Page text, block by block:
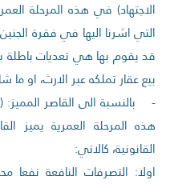
الاجتهاد) في هذه المرحلة
التي اشرنا اليها في فقرة
قد يقوم بها هي تعديات باطلة
بيع عقار تملكه عبر الارث، او ما
هذه المرحلة العمرية يميز
القانونية، كالاتي:
اولا: التصرفات النافعة نفعا